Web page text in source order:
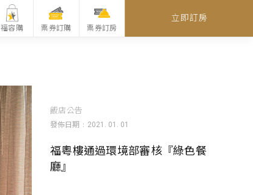
福容購 票券訂購 票券訂房
立即訂房
飯店公告
發佈日期 2021. 01. 01
福粵樓通過環境部審核『綠色餐
廳』